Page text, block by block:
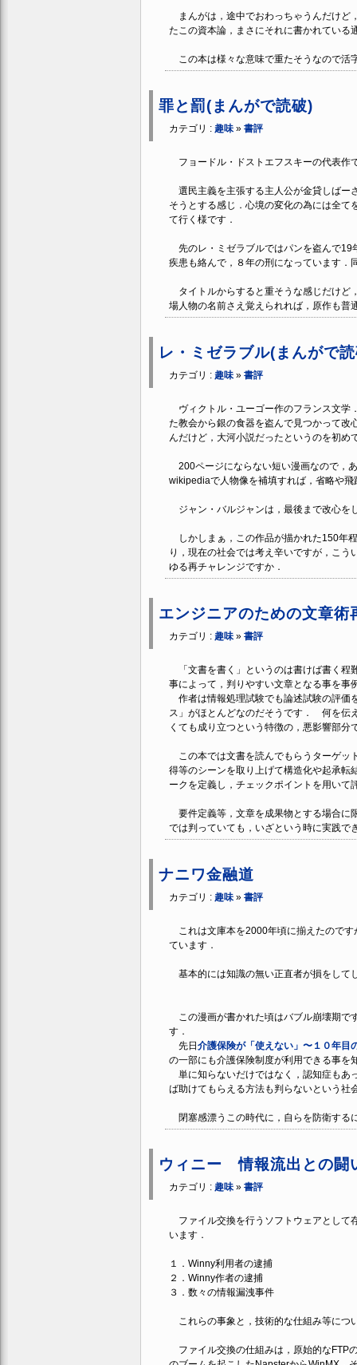
まんがは，途中でおわっちゃうんだけど
たこの資本論，まさにそれに書かれている
この本は様々な意味で重たそうなので活
罪と罰(まんがで読破)
カテゴリ : 趣味» 書評
フョードル・ドストエフスキーの代表作
選民主義を主張する主人公が金貸しばー
そうとする感じ．心境の変化の為には全
て行く様です．
先のレ・ミゼラブルではパンを盗んで19
疾患も絡んで，８年の刑になっています．
タイトルからすると重そうな感じだけど
場人物の名前さえ覚えられれば，原作も普
レ・ミゼラブル(まんがで
カテゴリ : 趣味» 書評
ヴィクトル・ユーゴー作のフランス文学
た教会から銀の食器を盗んで見つかって改
んだけど，大河小説だったというのを初め
200ページにならない短い漫画なので，
wikipediaで人物像を補填すれば，省略や
ジャン・バルジャンは，最後まで改心を
しかしまぁ，この作品が描かれた150年
り，現在の社会では考え辛いですが，こ
ゆる再チャレンジですか．
エンジニアのための文章術
カテゴリ : 趣味» 書評
「文書を書く」というのは書けば書く程
事によって，判りやすい文章となる事を事
作者は情報処理試験でも論述試験の評価
ス」がほとんどなのだそうです． 何を伝
くても成り立つという特徴の，悪影響部分
この本では文書を読んでもらうターゲッ
得等のシーンを取り上げて構造化や起承転
ークを定義し，チェックポイントを用いて
要件定義等，文章を成果物とする場合に
では判っていても，いざという時に実践で
ナニワ金融道
カテゴリ : 趣味» 書評
これは文庫本を2000年頃に揃えたのです
ています．
基本的には知識の無い正直者が損をして
この漫画が書かれた頃はバブル崩壊期で
す．
先日 介護保険が「使えない」〜１０年目
の一部にも介護保険制度が利用できる事を
単に知らないだけではなく，認知症もあ
ば助けてもらえる方法も判らないという社
閉塞感漂うこの時代に，自らを防衛する
ウィニー 情報流出との闘
カテゴリ : 趣味» 書評
ファイル交換を行うソフトウェアとして
います．
１．Winny利用者の逮捕
２．Winny作者の逮捕
３．数々の情報漏洩事件
これらの事象と，技術的な仕組み等につ
ファイル交換の仕組みは，原始的なFTP